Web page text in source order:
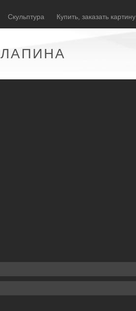
Скульптура Купить, заказать картину